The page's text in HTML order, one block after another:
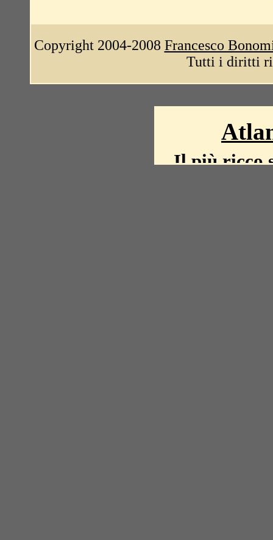
Copyright 2004-2008 Francesco
Tutti i diritti
Il più ricco